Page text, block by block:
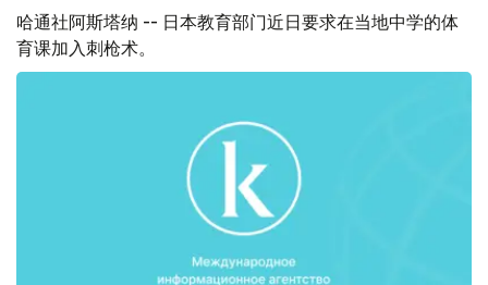
哈通社阿斯塔纳 -- 日本教育部门近日要求在当地中学的体
育课加入刺枪术。